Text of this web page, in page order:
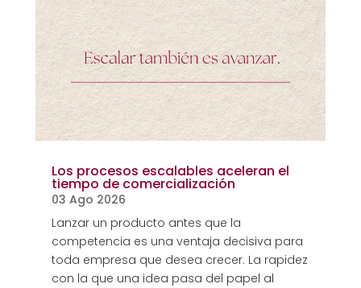
Los procesos escalables aceleran el
tiempo de comercialización
03 Ago 2026
Lanzar un producto antes que la
competencia es una ventaja decisiva para
toda empresa que desea crecer. La rapidez
con la que una idea pasa del papel al